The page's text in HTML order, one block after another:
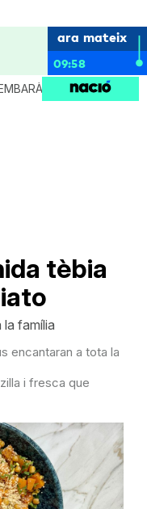
ara mateix
09:58
CRIANÇA
tèbia
la família
encantaran a tota la
i fresca que